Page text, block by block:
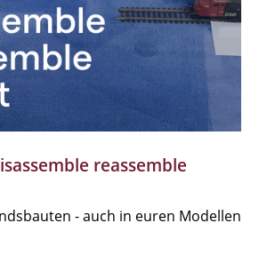
reassemble
- auch in euren Modellen